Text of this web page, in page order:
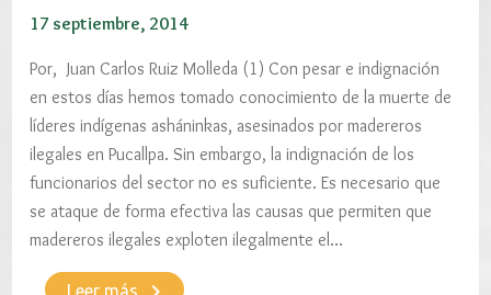
17 septiembre, 2014
Por, Juan Carlos Ruiz Molleda (1) Con pesar e indignación
en estos días hemos tomado conocimiento de la muerte de
líderes indígenas asháninkas, asesinados por madereros
ilegales en Pucallpa. Sin embargo, la indignación de los
funcionarios del sector no es suficiente. Es necesario que
se ataque de forma efectiva las causas que permiten que
madereros ilegales exploten ilegalmente el…
Leer más